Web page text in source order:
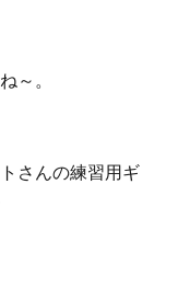
～。
さんの練習用ギ